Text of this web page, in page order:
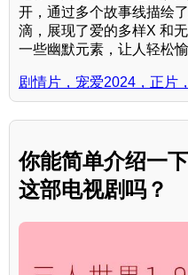
开，通过多个故事线描绘
滴，展现了爱的多样X 和
一些幽默元素，让人轻松愉
剧情片，宠爱2024，正片
你能简单介绍一
这部电视剧吗？